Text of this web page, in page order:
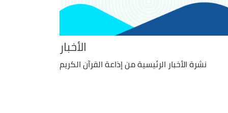
الأخبار
نشرة الأخبار الرئيسية من إذاعة القرآن الكريم